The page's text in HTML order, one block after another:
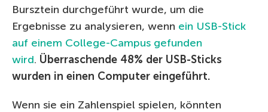
Bursztein durchgeführt wurde, um die
Ergebnisse zu analysieren, wenn ein USB-Stick
auf einem College-Campus gefunden
wird. Überraschende 48% der USB-Sticks
wurden in einen Computer eingeführt.
Wenn sie ein Zahlenspiel spielen, könnten